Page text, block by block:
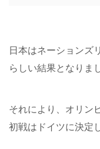
日本はネーションズ
らしい結果となりま
それにより、オリン
初戦はドイツに決定